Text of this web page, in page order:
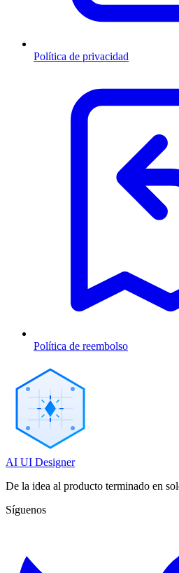
Política de privacidad
Política de reembolso
AI UI Designer
De la idea al producto terminado en
Síguenos